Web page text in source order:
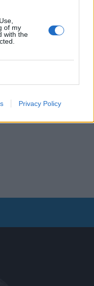
of my
with the
Privacy Policy
dall'ex compagna
ai giornalisti